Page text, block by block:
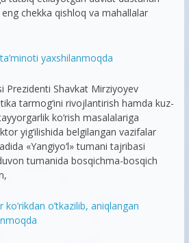
chekka qishloq va mahallalar
yaxshilanmoqda
Prezidenti Shavkat Mirziyoyev
tarmog‘ini rivojlantirish hamda kuz-
ko‘rish masalalariga
yig‘ilishida belgilangan vazifalar
«Yangiyo‘l» tumani tajribasi
tumanida bosqichma-bosqich
o’tkazilib, aniqlangan